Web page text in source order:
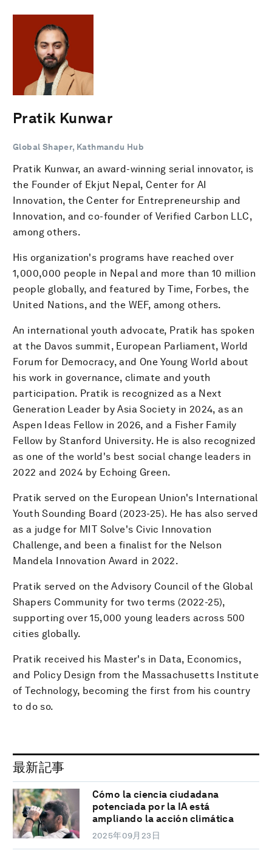
Pratik Kunwar
Global Shaper, Kathmandu Hub
Pratik Kunwar, an award-winning serial innovator, is
the Founder of Ekjut Nepal, Center for AI
Innovation, the Center for Entrepreneurship and
Innovation, and co-founder of Verified Carbon LLC,
among others.
His organization's programs have reached over
1,000,000 people in Nepal and more than 10 million
people globally, and featured by Time, Forbes, the
United Nations, and the WEF, among others.
An international youth advocate, Pratik has spoken
at the Davos summit, European Parliament, World
Forum for Democracy, and One Young World about
his work in governance, climate and youth
participation. Pratik is recognized as a Next
Generation Leader by Asia Society in 2024, as an
Aspen Ideas Fellow in 2026, and a Fisher Family
Fellow by Stanford University. He is also recognized
as one of the world's best social change leaders in
2022 and 2024 by Echoing Green.
Pratik served on the European Union's International
Youth Sounding Board (2023-25). He has also served
as a judge for MIT Solve's Civic Innovation
Challenge, and been a finalist for the Nelson
Mandela Innovation Award in 2022.
Pratik served on the Advisory Council of the Global
Shapers Community for two terms (2022-25),
supporting over 15,000 young leaders across 500
cities globally.
Pratik received his Master's in Data, Economics,
and Policy Design from the Massachusetts Institute
of Technology, becoming the first from his country
to do so.
最新記事
Cómo la ciencia ciudadana
potenciada por la IA está
ampliando la acción climática
2025年09月23日